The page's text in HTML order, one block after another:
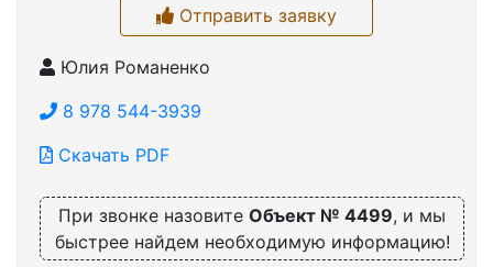
Отправить заявку
Юлия Романенко
8 978 544-3939
Скачать PDF
При звонке назовите Объект № 4499, и мы
быстрее найдем необходимую информацию!